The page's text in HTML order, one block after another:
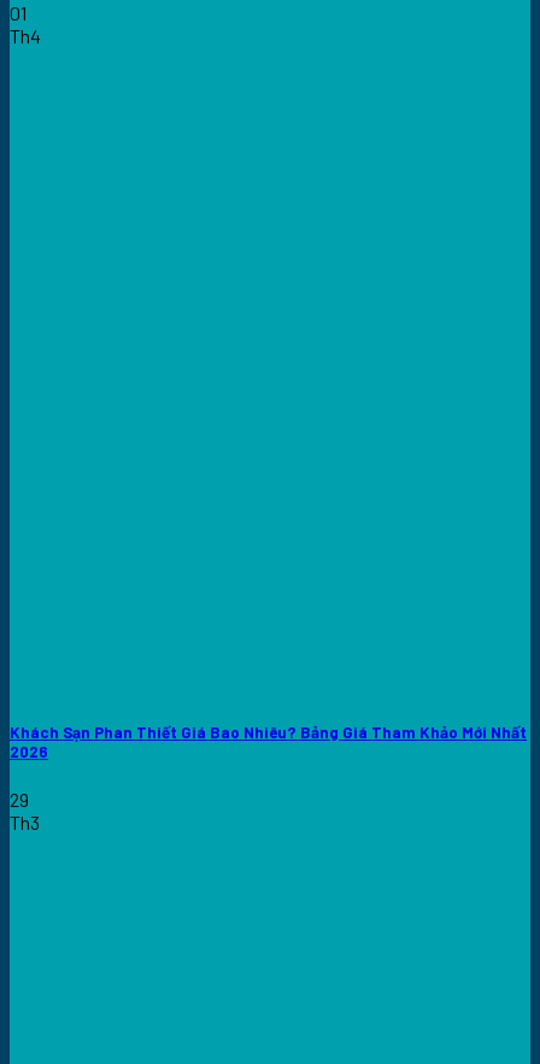
01
Th4
Khách Sạn Phan Thiết Giá Bao Nhiêu? Bảng Giá Tham Khảo Mới Nhất
2026
29
Th3